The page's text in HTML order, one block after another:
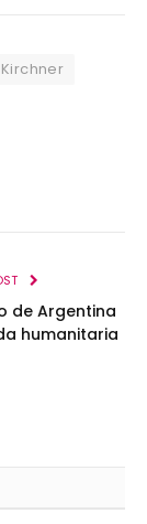
de Argentina
humanitaria